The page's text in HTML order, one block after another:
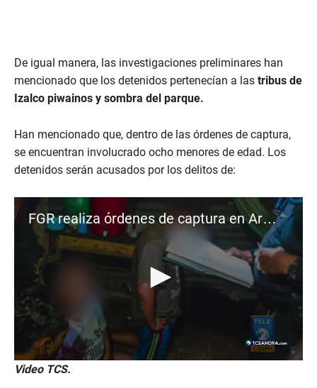
De igual manera, las investigaciones preliminares han
mencionado que los detenidos pertenecían a las tribus de
Izalco piwainos y sombra del parque.
Han mencionado que, dentro de las órdenes de captura,
se encuentran involucrado ocho menores de edad. Los
detenidos serán acusados por los delitos de:
FGR realiza órdenes de captura en Armenia e Izalco
0
s
Video TCS.